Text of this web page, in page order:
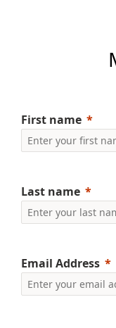
First name
Last name
Email Address